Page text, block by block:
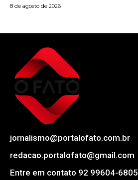
8 de agosto de 2026
jornalismo@portalofato.com.br
redacao.portalofato@gmail.com
Entre em contato 92 99604-6805